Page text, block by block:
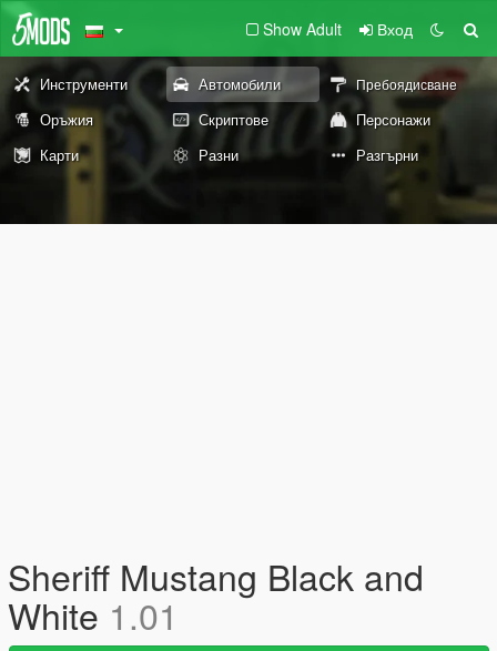
Show Adult Вход
Инструменти Автомобили Пребоядисване
Оръжия Скриптове
Персонажи
Карти
Разни Разгърни
Sheriff Mustang Black and
White 1.01